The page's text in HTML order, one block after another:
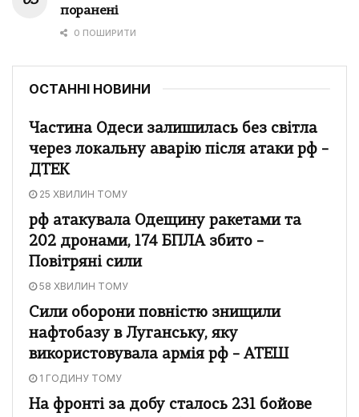
поранені
0 ПОШИРИТИ
ОСТАННІ НОВИНИ
Частина Одеси залишилась без світла
через локальну аварію після атаки рф –
ДТЕК
25 ХВИЛИН ТОМУ
рф атакувала Одещину ракетами та
202 дронами, 174 БПЛА збито –
Повітряні сили
58 ХВИЛИН ТОМУ
Сили оборони повністю знищили
нафтобазу в Луганську, яку
використовувала армія рф – АТЕШ
1 ГОДИНУ ТОМУ
На фронті за добу сталось 231 бойове